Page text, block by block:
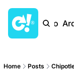
Início
Home Posts